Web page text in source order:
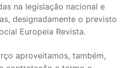
na legislação nacional e
designadamente o previsto
Europeia Revista.
aproveitamos, também,